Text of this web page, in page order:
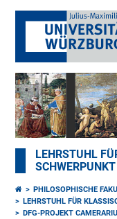
LEHRSTUHL
PHILOSOPHISCHE
LEHRSTUHL FÜR
DFG-PROJEKT